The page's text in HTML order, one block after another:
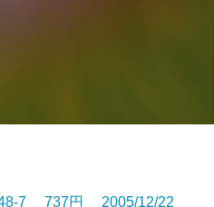
7 737円 2005/12/22